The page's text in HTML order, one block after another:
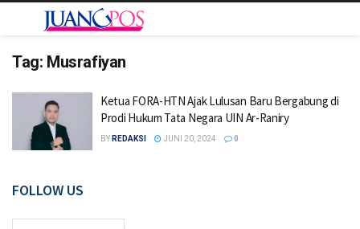
Tag: Musrafiyan
Ketua FORA-HTN Ajak Lulusan Baru Bergabung di
Prodi Hukum Tata Negara UIN Ar-Raniry
BY REDAKSI JUNI 20, 2024 0
FOLLOW US